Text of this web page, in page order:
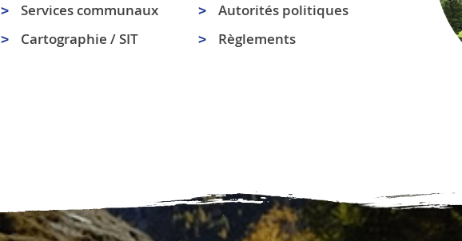
Services communaux
Autorités politiques
Cartographie / SIT
Règlements